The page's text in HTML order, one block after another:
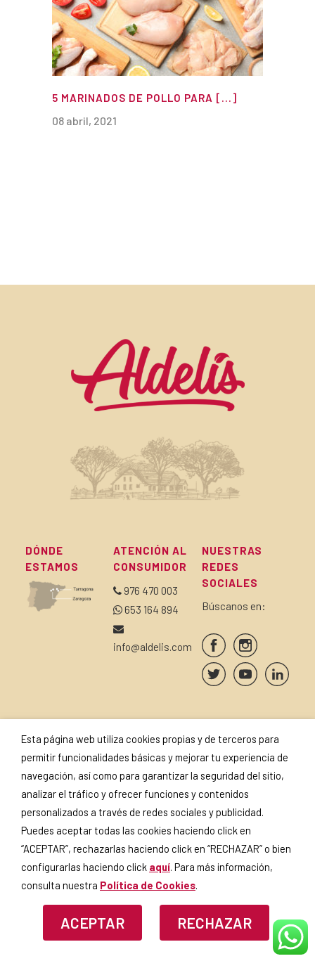
5 MARINADOS DE POLLO PARA [...]
08 abril, 2021
DÓNDE
ESTAMOS
ATENCIÓN AL
CONSUMIDOR
976 470 003
653 164 894
info@aldelis.com
NUESTRAS
REDES
SOCIALES
Búscanos en:
SUSCRÍBETE A NUESTRA
NEWSLETTER
Si continúas, aceptas lapolítica
SELLOS Y
CERTIFICADOS
Esta página web utiliza cookies propias y de terceros para
permitir funcionalidades básicas y mejorar tu experiencia de
navegación, así como para garantizar la seguridad del sitio,
analizar el tráfico y ofrecer funciones y contenidos
personalizados a través de redes sociales y publicidad.
Puedes aceptar todas las cookies haciendo click en
“ACEPTAR”, rechazarlas haciendo click en “RECHAZAR” o bien
configurarlas haciendo click aquí. Para más información,
consulta nuestra Política de Cookies.
ACEPTAR RECHAZAR